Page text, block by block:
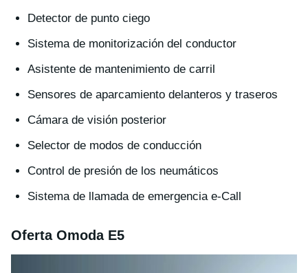
Detector de punto ciego
Sistema de monitorización del conductor
Asistente de mantenimiento de carril
Sensores de aparcamiento delanteros y traseros
Cámara de visión posterior
Selector de modos de conducción
Control de presión de los neumáticos
Sistema de llamada de emergencia e-Call
Oferta Omoda E5